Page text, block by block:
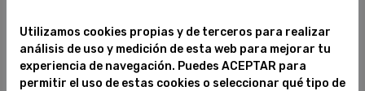
Petición de mano
Utilizamos cookies propias y de terceros para realizar
análisis de uso y medición de esta web para mejorar tu
experiencia de navegación. Puedes ACEPTAR para
permitir el uso de estas cookies o seleccionar qué tipo de